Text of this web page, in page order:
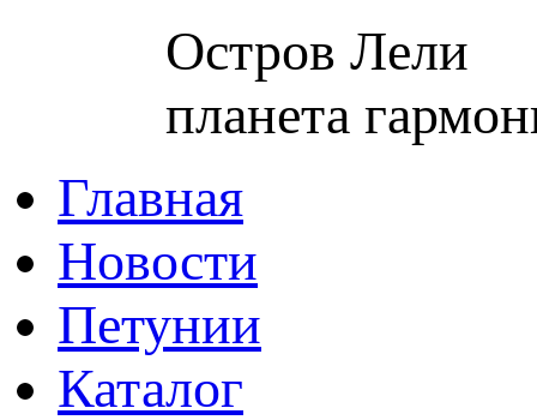
Остров Лели
планета
Главная
Новости
Петунии
Каталог